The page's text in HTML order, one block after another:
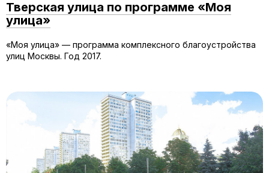
Тверская улица по программе «Моя
улица»
«Моя улица» — программа комплексного благоустройства
улиц Москвы. Год 2017.